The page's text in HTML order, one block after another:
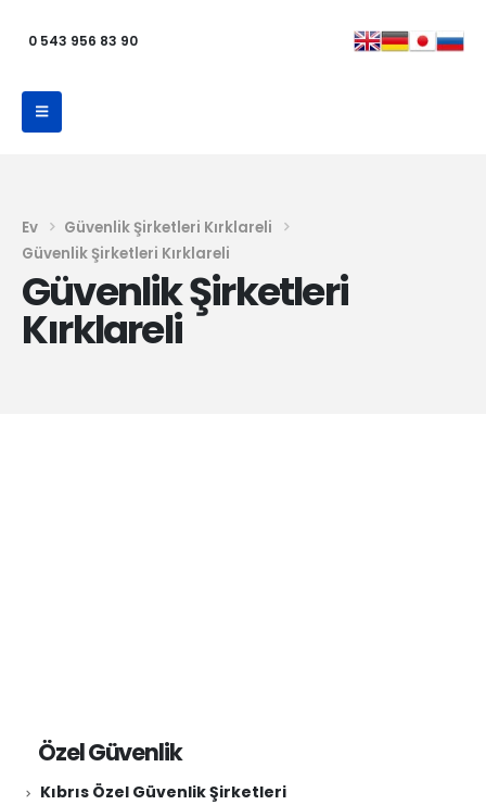
0 543 956 83 90
Ev
Güvenlik Şirketleri Kırklareli
Güvenlik Şirketleri Kırklareli
Güvenlik Şirketleri
Kırklareli
Özel Güvenlik
Kıbrıs Özel Güvenlik Şirketleri